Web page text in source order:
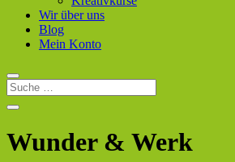
Wir über uns
Blog
Mein Konto
Wunder & Werk